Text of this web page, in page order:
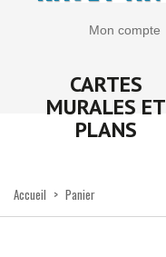
Mon compte
CARTES
MURALES ET
PLANS
Accueil > Panier